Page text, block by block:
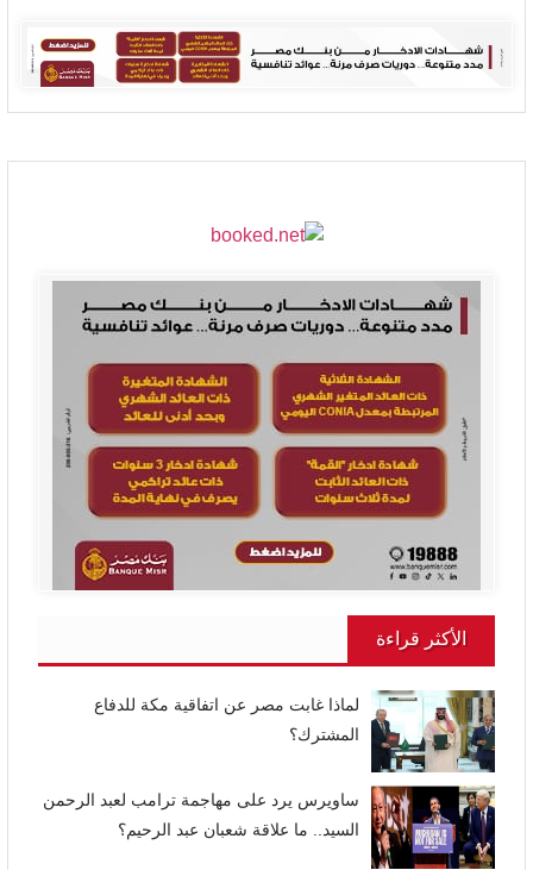
الأكثر قراءة
لماذا غابت مصر عن اتفاقية مكة للدفاع
المشترك؟
ساويرس يرد على مهاجمة ترامب لعبد الرحمن
السيد.. ما علاقة شعبان عبد الرحيم؟